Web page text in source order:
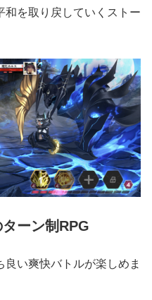
和を取り戻していくストー
ーン制RPG
い爽快バトルが楽しめま